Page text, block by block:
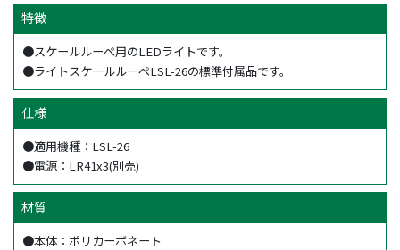
特徴
●スケールルーペ用のLEDライトです。
●ライトスケールルーペLSL-26の標準付属品です。
仕様
●適用機種：LSL-26
●電源：LR41x3(別売)
材質
●本体：ポリカーボネート